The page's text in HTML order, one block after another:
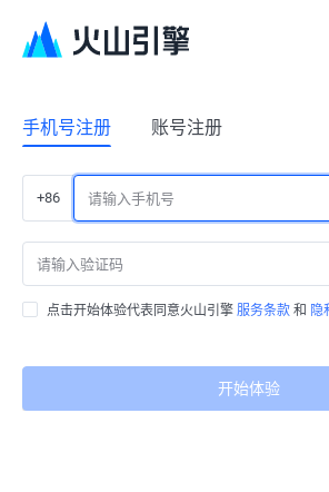
手机号注册 账号注册
+86
点击开始体验代表同意火山引擎 服务条款 和 隐
开始体验